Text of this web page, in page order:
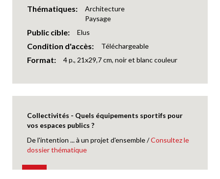
Thématiques
Architecture
Paysage
Public cible Elus
Condition d'accès Téléchargeable
Format 4 p., 21x29,7 cm, noir et blanc couleur
Collectivités - Quels équipements sportifs pour
vos espaces publics ?
De l'intention ... à un projet d'ensemble /Consultez le
dossier thématique